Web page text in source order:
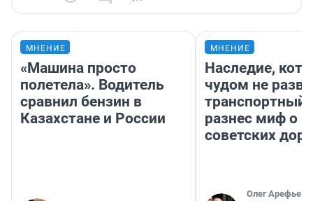
МНЕНИЕ
«Машина просто
полетела». Водитель
сравнил бензин в
Казахстане и России
МНЕНИЕ
Наследие,
чудом не
транспортный
разнес миф о
советских
Олег Арефьев